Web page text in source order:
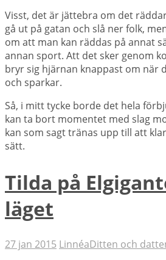
Visst, det är jättebra om det
gå ut på gatan och slå ner folk,
om att man kan räddas på annat
annan sport. Att det sker genom
bryr sig hjärnan knappast om när
och sparkar.
Så, i mitt tycke borde det hela
kan ta bort momentet med slag
kan som sagt tränas upp till att
sätt.
Tilda på
läget
27 jan 2015 LinnéaDitten och